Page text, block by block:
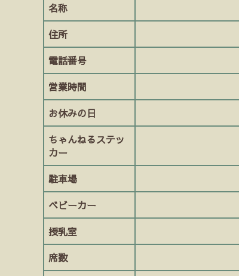
名称
住所
電話番号
営業時間
お休みの日
ちゃんねるステッ
カー
駐車場
ベビーカー
授乳室
席数